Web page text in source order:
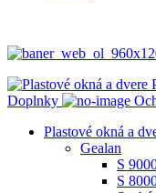
Doplnky
Plastové okná a
Gealan
S
S